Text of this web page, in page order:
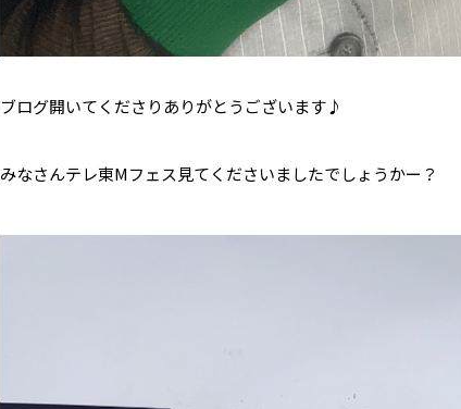
ブログ開いてくださりありがとうございます♪
みなさんテレ東Mフェス見てくださいましたでしょうかー？